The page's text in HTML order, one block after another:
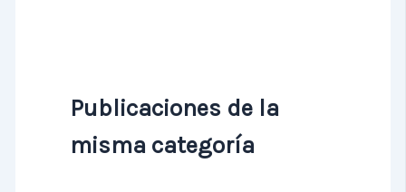
Publicaciones de la
misma categoría